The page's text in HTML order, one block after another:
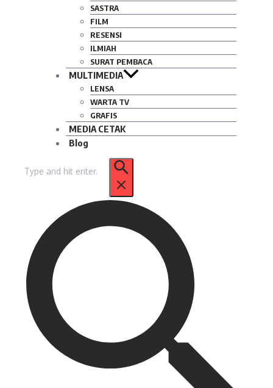
SASTRA
FILM
RESENSI
ILMIAH
SURAT PEMBACA
MULTIMEDIA
LENSA
WARTA TV
GRAFIS
MEDIA CETAK
Blog
untuk: